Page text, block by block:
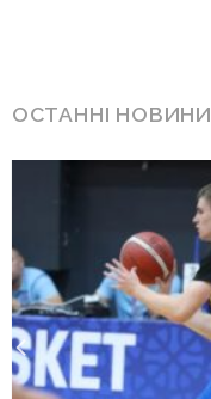
ОСТАННІ НОВИНИ